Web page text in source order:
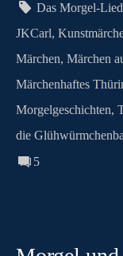
G
Das Morgel-Lied
JKCarl,
Märchen, Märchen
Märchenhaftes
Morgelgeschichten,
die
5